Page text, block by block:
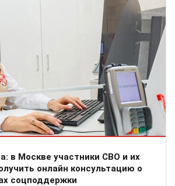
в Москве участники СВО и их
онлайн консультацию о
соцподдержки